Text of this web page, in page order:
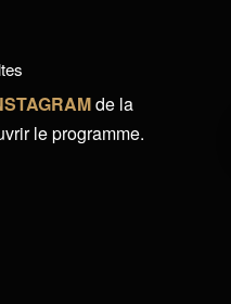
de la
le programme.